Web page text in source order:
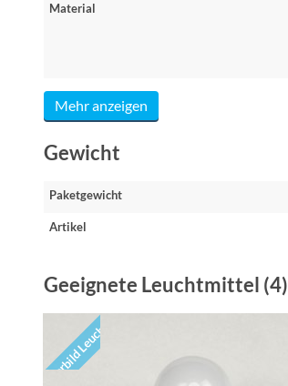
Material
Mehr anzeigen
Gewicht
Paketgewicht
Artikel
Geeignete Leuchtmittel (4)
Vorbild Leuchte